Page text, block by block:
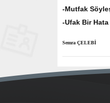
-Mutfak
-Ufak Bir Hata
Semra ÇELEBİ